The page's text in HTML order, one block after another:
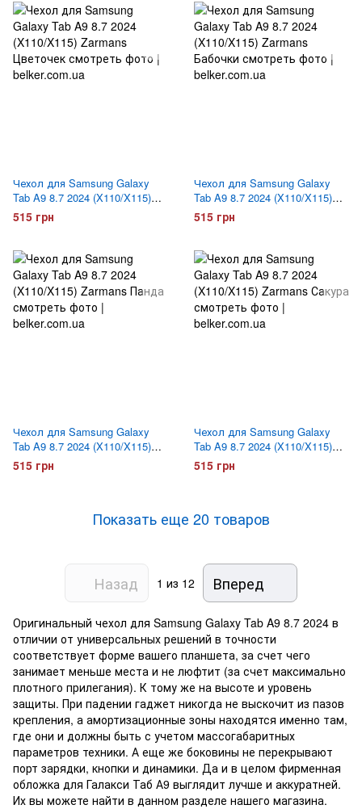
Чехол для Samsung Galaxy
Tab A9 8.7 2024 (X110/X115)
Zarmans Цветочек
515 грн
Чехол для Samsung Galaxy
Tab A9 8.7 2024 (X110/X115)
Zarmans Бабочки
515 грн
Чехол для Samsung Galaxy
Tab A9 8.7 2024 (X110/X115)
Zarmans Панда
515 грн
Чехол для Samsung Galaxy
Tab A9 8.7 2024 (X110/X115)
Zarmans Сакура
515 грн
Показать еще 20 товаров
Назад 1 из 12 Вперед
Оригинальный чехол для Samsung Galaxy Tab A9 8.7 2024 в
отличии от универсальных решений в точности
соответствует форме вашего планшета, за счет чего
занимает меньше места и не люфтит (за счет максимально
плотного прилегания). К тому же на высоте и уровень
защиты. При падении гаджет никогда не выскочит из пазов
крепления, а амортизационные зоны находятся именно там,
где они и должны быть с учетом массогабаритных
параметров техники. А еще же боковины не перекрывают
порт зарядки, кнопки и динамики. Да и в целом фирменная
обложка для Галакси Таб А9 выглядит лучше и аккуратней.
Их вы можете найти в данном разделе нашего магазина.